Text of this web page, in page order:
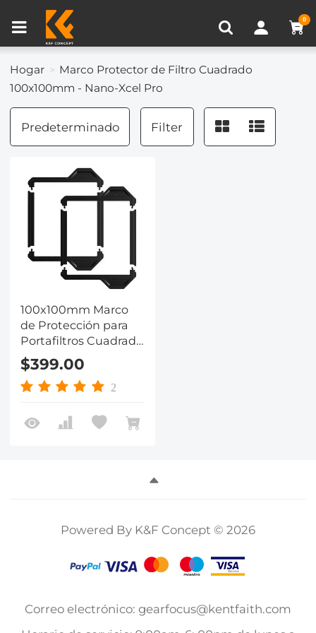
0
Hogar
Marco Protector de Filtro Cuadrado
100x100mm - Nano-Xcel Pro
Predeterminado Filter
100x100mm Marco
de Protección para
Portafiltros Cuadrado
Serie Nano-X Pro
$399.00
2
Powered By K&F Concept © 2026
Correo electrónico: gearfocus@kentfaith.com